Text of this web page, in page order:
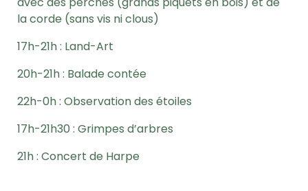
la corde (sans vis ni clous)
17h-21h : Land-Art
20h-21h : Balade contée
22h-0h : Observation des étoiles
17h-21h30 : Grimpes d’arbres
21h : Concert de Harpe